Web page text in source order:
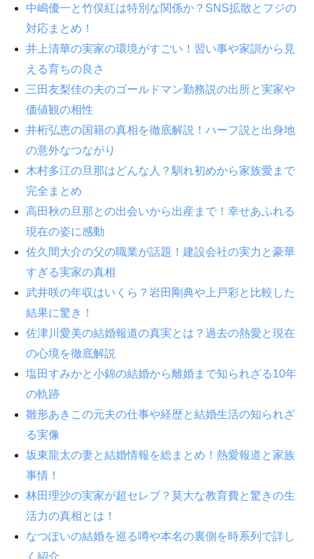
中嶋優一と竹俣紅は特別な関係か？SNS拡散とフジの
対応まとめ！
井上清華の実家の環境がすごい！習い事や家訓から見
える育ちの良さ
三田友梨佳の夫のゴールドマン勤務説の出所と実家や
価値観の相性
井桁弘恵の国籍の真相を徹底解説！ハーフ説と出身地
の意外なつながり
木村多江の旦那はどんな人？馴れ初めから家族愛まで
完全まとめ
高田秋の旦那との出会いから出産まで！幸せあふれる
現在の姿に感動
佐久間大介の父の職業が話題！建設会社の実力と豪華
すぎる実家の真相
武井咲の年収はいくら？岩田剛典や上戸彩と比較した
結果に驚き！
佐津川愛美の結婚報道の真実とは？過去の熱愛と現在
の心境を徹底解説
塩田すみかと小錦の結婚から離婚まで知られざる10年
の軌跡
雛形あきこの元夫の仕事や経歴と結婚生活の知られざ
る実像
坂東龍太の妻と結婚情報を総まとめ！熱愛報道と家族
事情！
林田理沙の実家が超セレブ？莫大な教育費と驚きの生
活力の真相とは！
なつぽいの結婚を巡る噂や本名の裏側を時系列で詳し